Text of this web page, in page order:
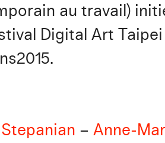
au travail)
Digital Art
– Anne-